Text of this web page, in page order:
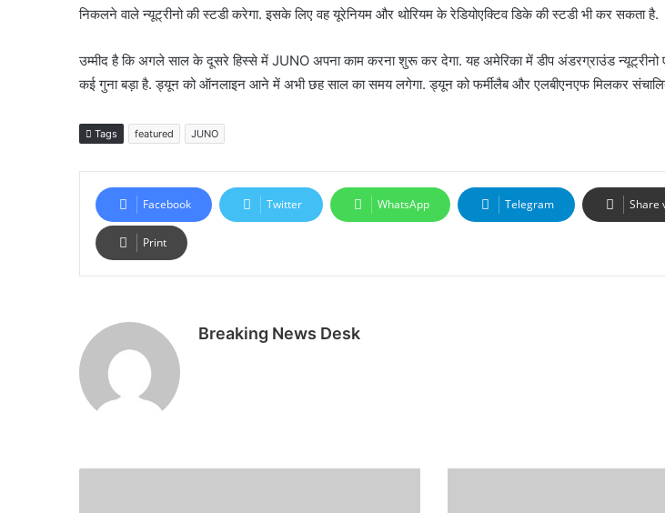
निकलने वाले न्यूट्रीनो की स्टडी करेगा. इसके लिए वह यूरेनियम और थोरियम के रेडियोएक्टिव डिके की स्टडी भी कर सकता है.
उम्मीद है कि अगले साल के दूसरे हिस्से में JUNO अपना काम करना शुरू कर देगा. यह अमेरिका में डीप अंडरग्राउंड
कई गुना बड़ा है. ड्यून को ऑनलाइन आने में अभी छह साल का समय लगेगा. ड्यून को फर्मीलैब और एलबीएनएफ मिलकर
Tags featured JUNO
Facebook Twitter WhatsApp Telegram Share
Print
Breaking News Desk